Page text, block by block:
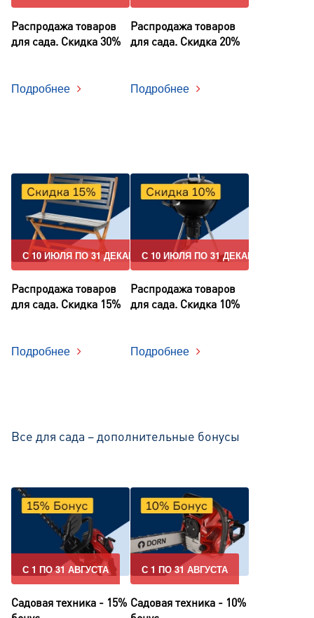
Распродажа товаров
для сада. Скидка 30%
Подробнее
Распродажа товаров
для сада. Скидка 20%
Подробнее
С 10 ИЮЛЯ ПО 31 ДЕКАБРЯ
Распродажа товаров
для сада. Скидка 15%
Подробнее
С 10 ИЮЛЯ ПО 31 ДЕКАБРЯ
Распродажа товаров
для сада. Скидка 10%
Подробнее
Все для сада – дополнительные бонусы
С 1 ПО 31 АВГУСТА
Садовая техника - 15%
С 1 ПО 31 АВГУСТА
Садовая техника - 10%